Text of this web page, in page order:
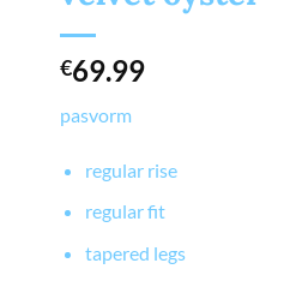
€69.99
pasvorm
regular rise
regular fit
tapered legs